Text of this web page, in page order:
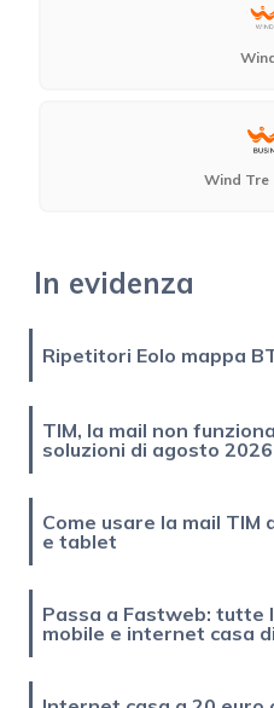
Wind Tre
In evidenza
Ripetitori Eolo mappa
TIM, la mail non
soluzioni di agosto 2026
Come usare la mail TIM
e tablet
Passa a Fastweb:
mobile e internet casa